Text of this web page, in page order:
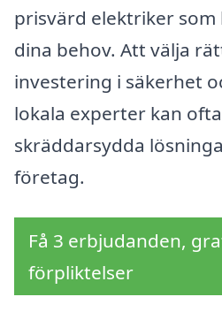
prisvärd elektriker
dina behov. Att välja
investering i säkerhet
lokala experter kan
skräddarsydda
företag.
Få 3 erbjudanden,
förpliktelser